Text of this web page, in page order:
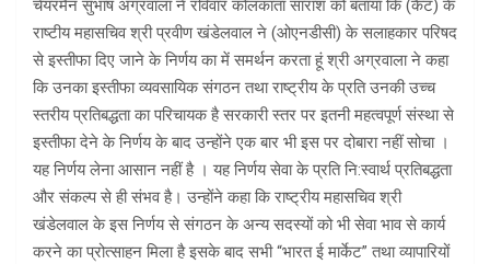
चेयरमैन सुभाष अग्रवाला ने रविवार कोलकाता सारांश को बताया कि (कैट) के
राष्टीय महासचिव श्री प्रवीण खंडेलवाल ने (ओएनडीसी) के सलाहकार परिषद
से इस्तीफा दिए जाने के निर्णय का में समर्थन करता हूं श्री अग्रवाला ने कहा
कि उनका इस्तीफा व्यवसायिक संगठन तथा राष्ट्रीय के प्रति उनकी उच्च
स्तरीय प्रतिबद्धता का परिचायक है सरकारी स्तर पर इतनी महत्वपूर्ण संस्था से
इस्तीफा देने के निर्णय के बाद उन्होंने एक बार भी इस पर दोबारा नहीं सोचा ।
यह निर्णय लेना आसान नहीं है । यह निर्णय सेवा के प्रति नि:स्वार्थ प्रतिबद्धता
और संकल्प से ही संभव है। उन्होंने कहा कि राष्ट्रीय महासचिव श्री
खंडेलवाल के इस निर्णय से संगठन के अन्य सदस्यों को भी सेवा भाव से कार्य
करने का प्रोत्साहन मिला है इसके बाद सभी “भारत ई मार्केट” तथा व्यापारियों